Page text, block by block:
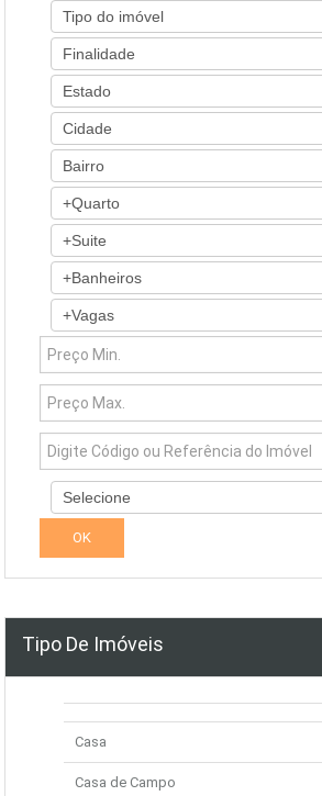
Tipo De Imóveis
Casa
Casa de Campo